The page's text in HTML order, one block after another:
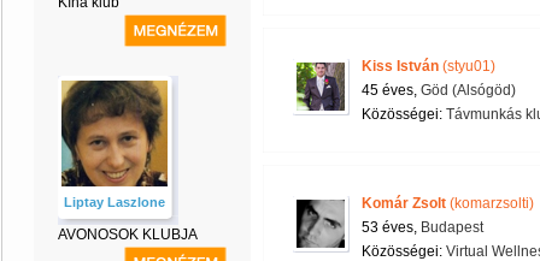
Liptay Laszlone
AVONOSOK KLUBJA
Kiss István (styu01)
45 éves, Göd (Alsógöd)
Közösségei: Távmunkás
Komár Zsolt (komarzsolti)
53 éves, Budapest
Közösségei: Virtual